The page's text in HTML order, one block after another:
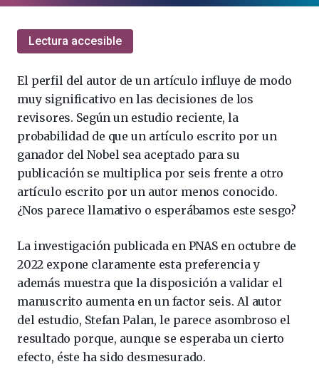
Lectura accesible
El perfil del autor de un artículo influye de modo
muy significativo en las decisiones de los
revisores. Según un estudio reciente, la
probabilidad de que un artículo escrito por un
ganador del Nobel sea aceptado para su
publicación se multiplica por seis frente a otro
artículo escrito por un autor menos conocido.
¿Nos parece llamativo o esperábamos este sesgo?
La investigación publicada en PNAS en octubre de
2022 expone claramente esta preferencia y
además muestra que la disposición a validar el
manuscrito aumenta en un factor seis. Al autor
del estudio, Stefan Palan, le parece asombroso el
resultado porque, aunque se esperaba un cierto
efecto, éste ha sido desmesurado.